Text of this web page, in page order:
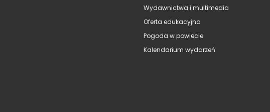
Wydawnictwa i multimedia
Oferta edukacyjna
Pogoda w powiecie
Kalendarium wydarzeń